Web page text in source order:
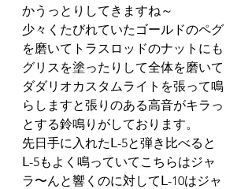
かうっとりしてきますね～
少々くたびれていたゴールドのペグ
を磨いてトラスロッドのナットにも
グリスを塗ったりして全体を磨いて
ダダリオカスタムライトを張って鳴
らしますと張りのある高音がキラっ
とする鈴鳴りがしております。
先日手に入れたⅬ-5と弾き比べると
Ⅼ-5もよく鳴っていてこちらはジャ
ラ〜んと響くのに対してⅬ-10はジャ